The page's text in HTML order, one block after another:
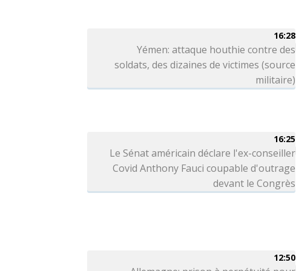
16:28
Yémen: attaque houthie contre des
soldats, des dizaines de victimes (source
militaire)
16:25
Le Sénat américain déclare l'ex-conseiller
Covid Anthony Fauci coupable d'outrage
devant le Congrès
12:50